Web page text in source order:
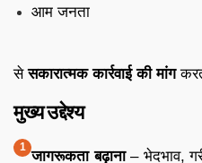
आम जनता
सेसकारात्मक कार्रवाई की मांग
मुख्य उद्देश्य
जागरूकता बढ़ाना– भेदभाव,